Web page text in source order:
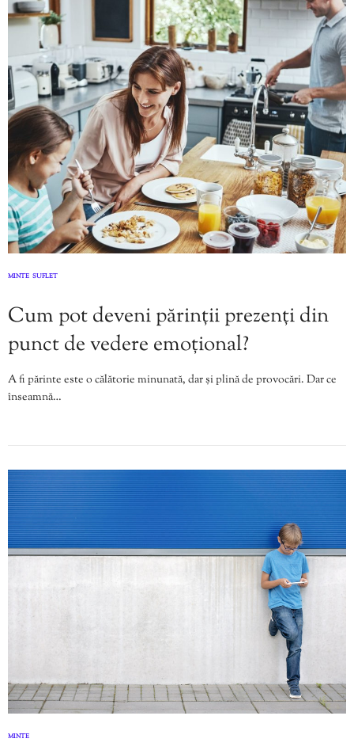
MINTE SUFLET
Cum pot deveni părinții prezenți din
punct de vedere emoțional?
A fi părinte este o călătorie minunată, dar și plină de provocări. Dar ce
înseamnă…
MINTE